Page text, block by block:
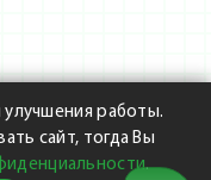
улучшения работы.
сайт, тогда Вы
.